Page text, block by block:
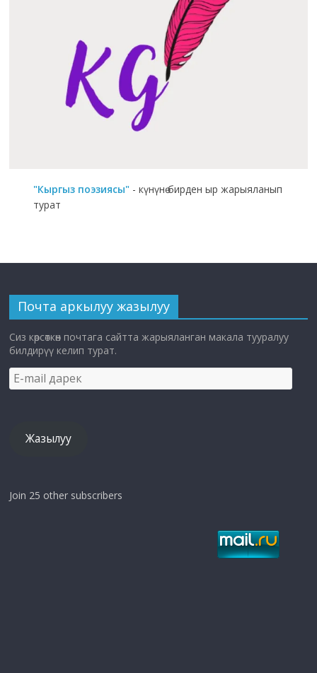
"Кыргыз поэзиясы" - күнүнө бирден ыр жарыяланып
турат
Почта аркылуу жазылуу
Сиз көрсөткөн почтага сайтта жарыяланган макала тууралуу
билдирүү келип турат.
E-
mail
Жазылуу
Join 25 other subscribers